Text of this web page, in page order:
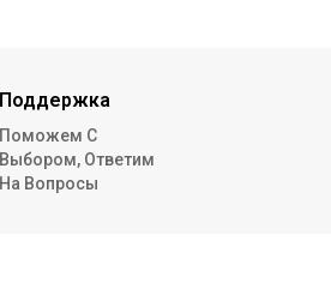
Поддержка
Поможем С
Выбором, Ответим
На Вопросы